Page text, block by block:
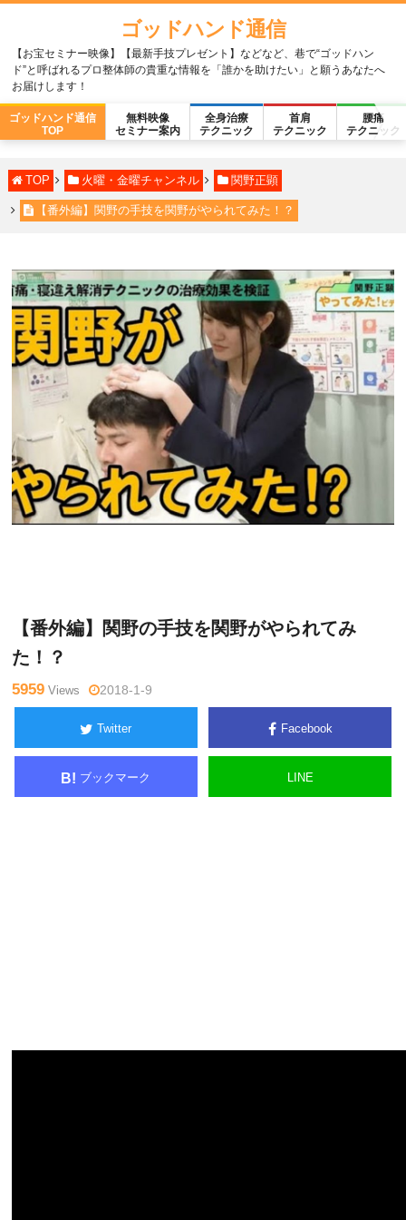
ゴッドハンド通信
【お宝セミナー映像】【最新手技プレゼント】などなど、巷で“ゴッドハン
ド”と呼ばれるプロ整体師の貴重な情報を「誰かを助けたい」と願うあなたへ
お届けします！
ゴッドハンド通信
TOP
無料映像
セミナー案内
全身治療
テクニック
首肩
テクニック
腰痛
テクニック
TOP 火曜・金曜チャンネル 関野正顕
【番外編】関野の手技を関野がやられてみた！？
【番外編】関野の手技を関野がやられてみ
た！？
5959 Views 2018-1-9
Twitter Facebook
B! ブックマーク LINE